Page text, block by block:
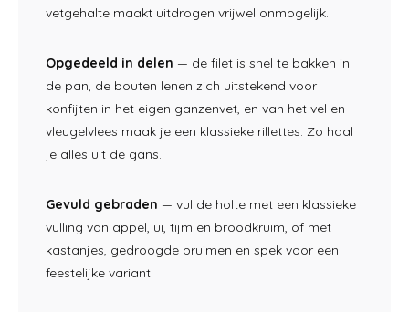
vetgehalte maakt uitdrogen vrijwel onmogelijk.
Opgedeeld in delen — de filet is snel te bakken in
de pan, de bouten lenen zich uitstekend voor
konfijten in het eigen ganzenvet, en van het vel en
vleugelvlees maak je een klassieke rillettes. Zo haal
je alles uit de gans.
Gevuld gebraden — vul de holte met een klassieke
vulling van appel, ui, tijm en broodkruim, of met
kastanjes, gedroogde pruimen en spek voor een
feestelijke variant.